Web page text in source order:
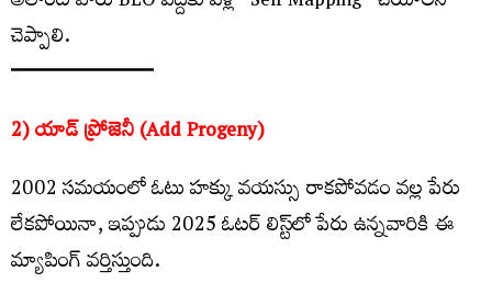
చెప్పాలి.
━━━━━━━━━━━━━
2) యాడ్ ప్రోజెనీ (Add Progeny)
2002 సమయంలో ఓటు హక్కు వయస్సు రాకపోవడం వల్ల పేరు
లేకపోయినా, ఇప్పుడు 2025 ఓటర్ లిస్ట్‌లో పేరు ఉన్నవారికి ఈ
మ్యాపింగ్ వర్తిస్తుంది.